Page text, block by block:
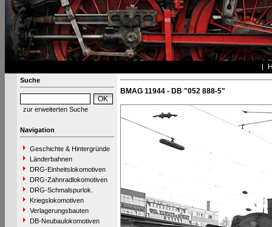
Suche
zur erweiterten Suche
Navigation
Geschichte & Hintergründe
Länderbahnen
DRG-Einheitslokomotiven
DRG-Zahnradlokomotiven
DRG-Schmalspurlok.
Kriegslokomotiven
Verlagerungsbauten
DB-Neubaulokomotiven
BMAG 11944 - DB "052 888-5"